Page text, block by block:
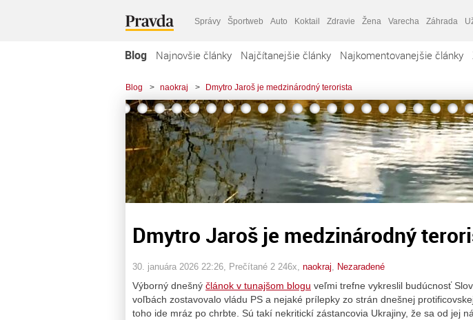
Správy Športweb Auto Koktail Zdravie Žena Varecha Záhrada
Blog Najnovšie články Najčítanejšie články Najkomentovanejšie články
Blog > naokraj > Dmytro Jaroš je medzinárodný terorista
Dmytro Jaroš je medzinárodný
30. januára 2026 22:26 , Prečítané 2 246x, naokraj Nezaradené
Výborný dnešný článok v tunajšom blogu veľmi trefne vykreslil budúcnosť
voľbách zostavovalo vládu PS a nejaké prílepky zo strán dnešnej
toho ide mráz po chrbte. Sú takí nekritickí zástancovia Ukrajiny, že sa od jej